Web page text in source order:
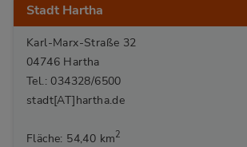
Stadt Hartha
Karl-Marx-Straße 32
04746 Hartha
Tel.: 034328/6500
stadt[AT]hartha.de
Fläche: 54,40 km2